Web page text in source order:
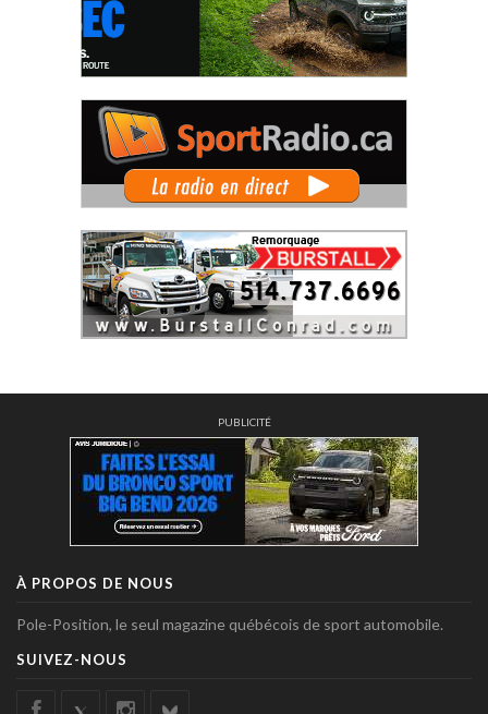
PUBLICITÉ
À PROPOS DE NOUS
Pole-Position, le seul magazine québécois de sport automobile.
SUIVEZ-NOUS